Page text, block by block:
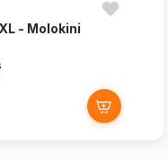
- Molokini